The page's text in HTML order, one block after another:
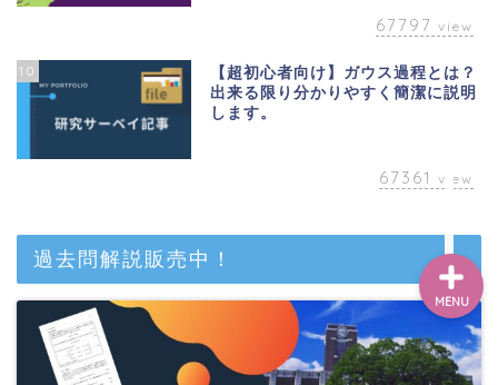
67797 view
10
【超初心者向け】ガウス過程とは？
出来る限り分かりやすく簡潔に説明
します。
67361 view
過去問解説販売中！
MENU
英語
アカデミック